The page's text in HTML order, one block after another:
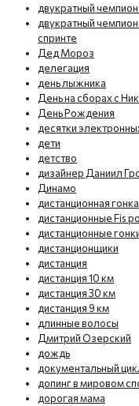
двукратный
двукратный
спринте
Дед Мороз
делегация
день лыжника
День на сборах с
День Рождения
десятки
дети
детство
дизайнер Даниил
Динамо
дистанционная гонка
дистанционные Fis
дистанционные
дистанционщики
дистанция
дистанция 10 км
дистанция 30 км
дистанция 9 км
длинные волосы
Дмитрий Озерский
дождь
документальный
допинг в мировом
дорогая мама